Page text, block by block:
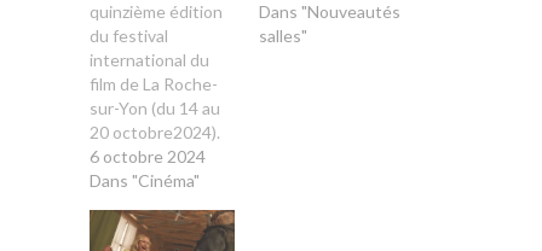
quinzième édition
du festival
international du
film de La Roche-
sur-Yon (du 14 au
20 octobre2024).
6 octobre 2024
Dans "Cinéma"
Dans "Nouveautés
salles"